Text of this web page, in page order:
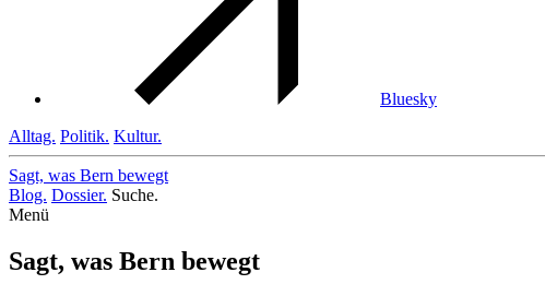
Bluesky
Alltag. Politik. Kultur.
Sagt, was Bern bewegt
Blog. Dossier. Suche.
Menü
Sagt, was Bern bewegt